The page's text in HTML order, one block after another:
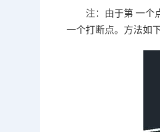
注：由于第 一个
一个打断点。方法如下